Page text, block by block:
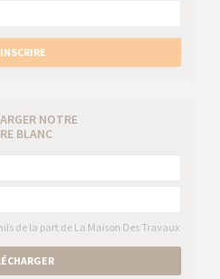
NOTRE
BLANC
de la part de La Maison Des Travaux